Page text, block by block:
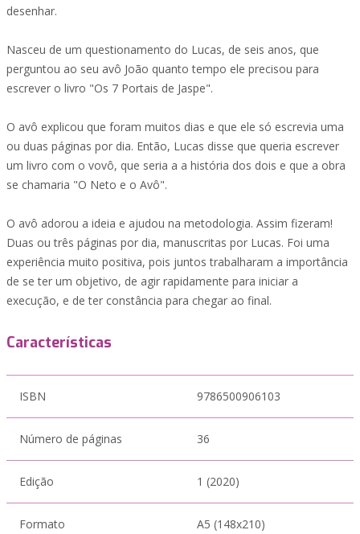
desenhar.
Nasceu de um questionamento do Lucas, de seis anos, que
perguntou ao seu avô João quanto tempo ele precisou para
escrever o livro "Os 7 Portais de Jaspe".
O avô explicou que foram muitos dias e que ele só escrevia uma
ou duas páginas por dia. Então, Lucas disse que queria escrever
um livro com o vovô, que seria a a história dos dois e que a obra
se chamaria "O Neto e o Avô".
O avô adorou a ideia e ajudou na metodologia. Assim fizeram!
Duas ou três páginas por dia, manuscritas por Lucas. Foi uma
experiência muito positiva, pois juntos trabalharam a importância
de se ter um objetivo, de agir rapidamente para iniciar a
execução, e de ter constância para chegar ao final.
Características
ISBN 9786500906103
Número de páginas 36
Edição 1 (2020)
Formato A5 (148x210)